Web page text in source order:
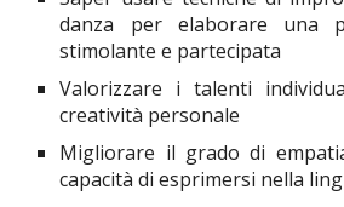
danza per elaborare una
stimolante e partecipata
Valorizzare i talenti
creatività personale
Migliorare il grado di
capacità di esprimersi nella